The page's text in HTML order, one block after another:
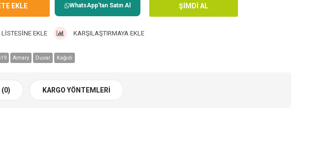
WhatsApp'tan Satın Al
LISTESINE EKLE KARŞILAŞTIRMAYA EKLE
Amary Duvar Kağıdı
(0) KARGO YÖNTEMLERI